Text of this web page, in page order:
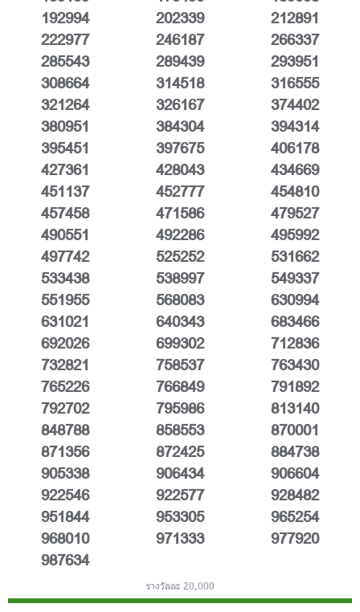
192994 202339 212891
222977 246187 266337
285543 289439 293951
308664 314518 316555
321264 326167 374402
380951 384304 394314
395451 397675 406178
427361 428043 434669
451137 452777 454810
457458 471586 479527
490551 492286 495992
497742 525252 531662
533438 538997 549337
551955 568083 630994
631021 640343 683466
692026 699302 712836
732821 758537 763430
765226 766849 791892
792702 795986 813140
848788 858553 870001
871356 872425 884738
905338 906434 906604
922546 922577 928482
951844 953305 965254
968010 971333 977920
987634
รางวัลละ 20,000